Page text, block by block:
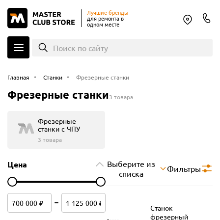
Лучшие бренды
для ремонта в
одном месте
Поиск по сайту
Главная Станки Фрезерные станки
Фрезерные станки3 товара
Фрезерные
станки с ЧПУ
3 товара
Цена
Выберите из
списка
Фильтры
Станок
фрезерный